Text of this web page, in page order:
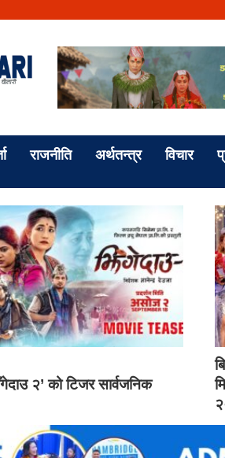
राजनीति अर्थतन्त्र विचार
२’ को टिजर सार्वजनिक